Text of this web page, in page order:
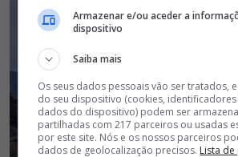
Armazenar e/ou aceder a
dispositivo
Saiba mais
Os seus dados pessoais vão ser tratados,
do seu dispositivo (cookies,
dados do dispositivo) podem ser
partilhadas com 217 parceiros ou usadas
por este site. Nós e os nossos parceiros
dados de geolocalização precisos. Lista